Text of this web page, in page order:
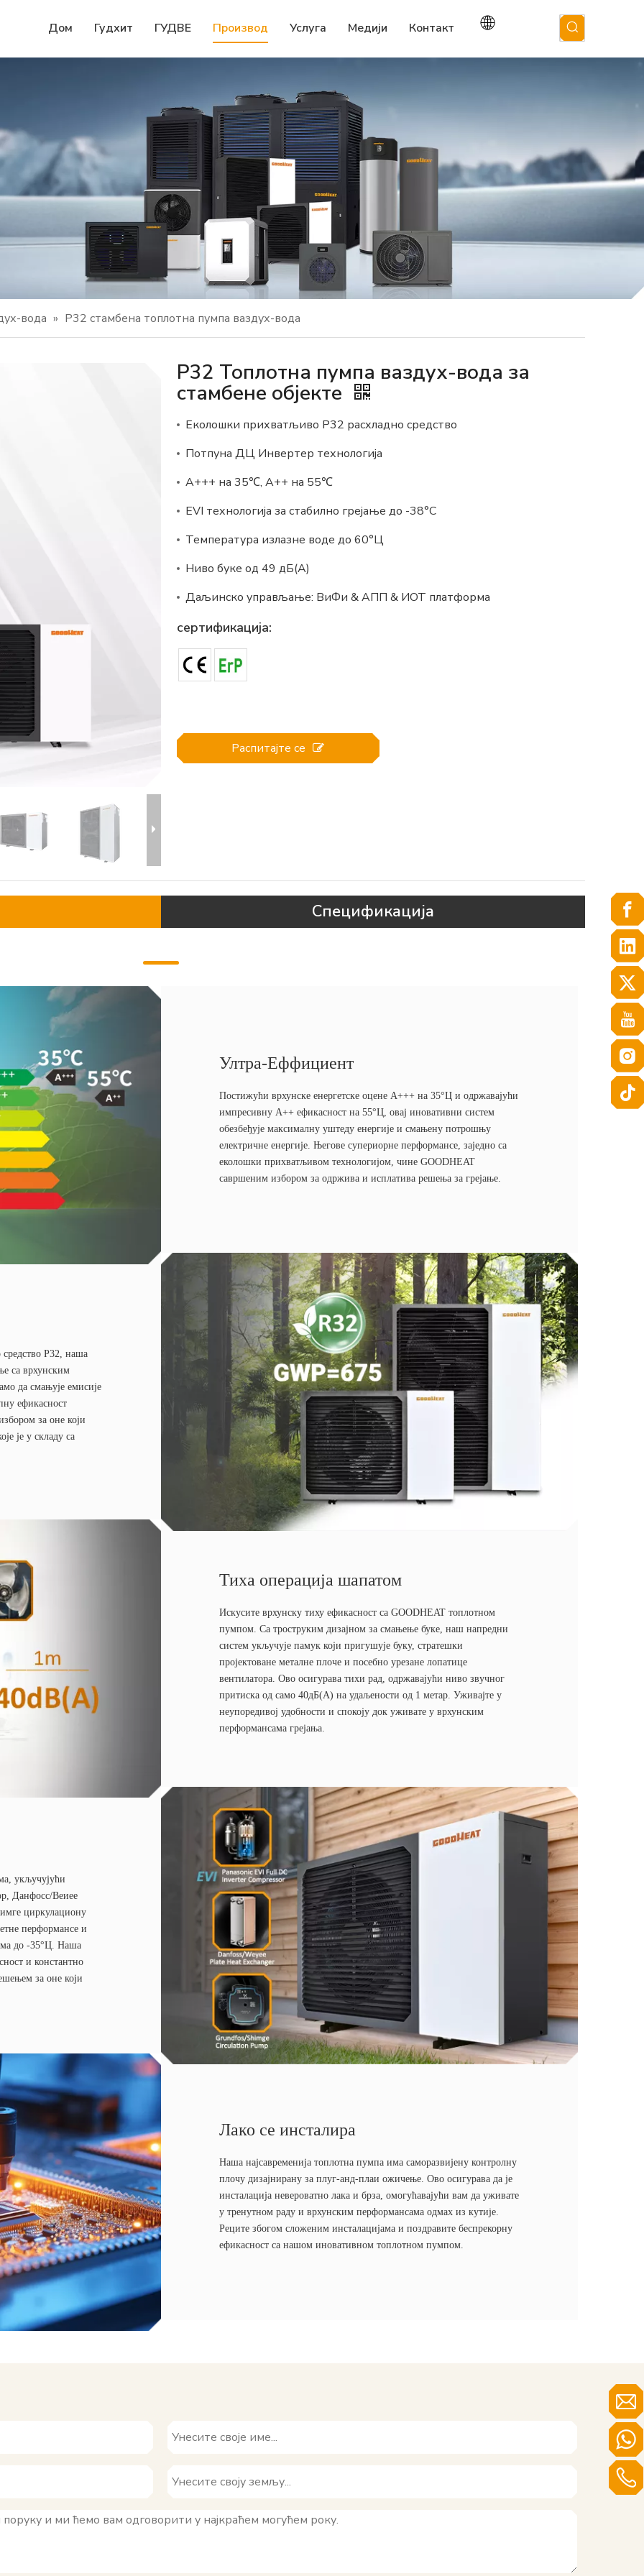
Дом Гудхит ГУДВЕ Производ Услуга Медији Контакт
вода » Р32 стамбена топлотна пумпа ваздух-вода
Р32 Топлотна пумпа ваздух-вода за
стамбене објекте
Еколошки прихватљиво Р32 расхладно средство
Потпуна ДЦ Инвертер технологија
А+++ на 35℃, А++ на 55℃
EVI технологија за стабилно грејање до -38°C
Температура излазне воде до 60°Ц
Ниво буке од 49 дБ(А)
Даљинско управљање: ВиФи & АПП & ИОТ платформа
сертификација:
Распитајте се
Спецификација
Ултра-Еффициент
Постижући врхунске енергетске оцене А+++ на 35°Ц и одржавајући
импресивну А++ ефикасност на 55°Ц, овај иновативни систем
обезбеђује максималну уштеду енергије и смањену потрошњу
електричне енергије. Његове супериорне перформансе, заједно са
еколошки прихватљивом технологијом, чине GOODHEAT
савршеним избором за одржива и исплатива решења за грејање.
Р32, наша
са врхунским
да смањује емисије
ефикасност
за оне који
је у складу са
Тиха операција шапатом
Искусите врхунску тиху ефикасност са GOODHEAT топлотном
пумпом. Са троструким дизајном за смањење буке, наш напредни
систем укључује памук који пригушује буку, стратешки
пројектоване металне плоче и посебно урезане лопатице
вентилатора. Ово осигурава тихи рад, одржавајући ниво звучног
притиска од само 40дБ(А) на удаљености од 1 метар. Уживајте у
неупоредивој удобности и спокоју док уживате у врхунским
перформансама грејања.
укључујући
Данфосс/Веиее
циркулациону
перформансе и
до -35°Ц. Наша
и константно
за оне који
Лако се инсталира
Наша најсавременија топлотна пумпа има саморазвијену контролну
плочу дизајнирану за плуг-анд-плаи ожичење. Ово осигурава да је
инсталација невероватно лака и брза, омогућавајући вам да уживате
у тренутном раду и врхунским перформансама одмах из кутије.
Реците збогом сложеним инсталацијама и поздравите беспрекорну
ефикасност са нашом иновативном топлотном пумпом.